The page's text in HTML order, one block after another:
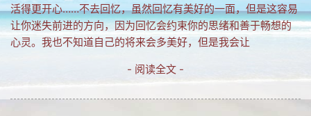
流行.时代.天下
网络新事物
收藏.经典
网友情怀
活得更开心……不去回忆，虽然回忆有美好的一面，但是这容易
让你迷失前进的方向，因为回忆会约束你的思绪和善于畅想的
心灵。我也不知道自己的将来会多美好，但是我会让
- 阅读全文 -